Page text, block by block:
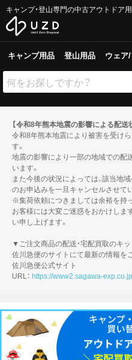
キャンプ・登山専門の中古アウトドア
キャンプ用品 登山用品 ウェア
【令和8年熊本地震の影響による配送
令和8年熊本地震により被害を受け
す。
地震の影響により一部の地域での配
います。
また今後の状況によっては、該当地
のお申込みを一旦キャンセルさせて
※集荷依頼につきましては余裕を持
お客様には大変ご迷惑をおかけしま
い申し上げます。
▼ご注文商品の配送・宅配買取のキ
佐川急便のサイトにて最新の情報を
佐川急便公式サイト
URL： https://www2.sagawa-